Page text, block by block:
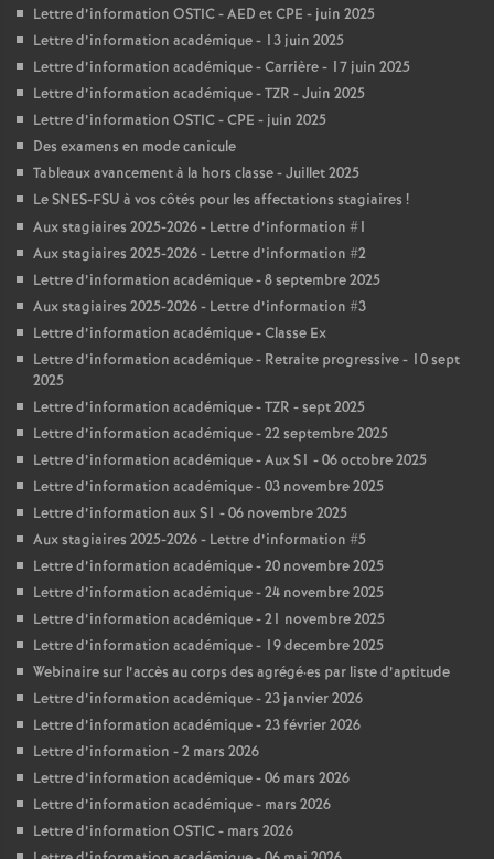
Lettre d’information OSTIC - AED et CPE - juin 2025
Lettre d’information académique - 13 juin 2025
Lettre d’information académique - Carrière - 17 juin 2025
Lettre d’information académique - TZR - Juin 2025
Lettre d’information OSTIC - CPE - juin 2025
Des examens en mode canicule
Tableaux avancement à la hors classe - Juillet 2025
Le SNES-FSU à vos côtés pour les affectations stagiaires !
Aux stagiaires 2025-2026 - Lettre d’information #1
Aux stagiaires 2025-2026 - Lettre d’information #2
Lettre d’information académique - 8 septembre 2025
Aux stagiaires 2025-2026 - Lettre d’information #3
Lettre d’information académique - Classe Ex
Lettre d’information académique - Retraite progressive - 10 sept
2025
Lettre d’information académique - TZR - sept 2025
Lettre d’information académique - 22 septembre 2025
Lettre d’information académique - Aux S1 - 06 octobre 2025
Lettre d’information académique - 03 novembre 2025
Lettre d’information aux S1 - 06 novembre 2025
Aux stagiaires 2025-2026 - Lettre d’information #5
Lettre d’information académique - 20 novembre 2025
Lettre d’information académique - 24 novembre 2025
Lettre d’information académique - 21 novembre 2025
Lettre d’information académique - 19 decembre 2025
Webinaire sur l’accès au corps des agrégé·es par liste d’aptitude
Lettre d’information académique - 23 janvier 2026
Lettre d’information académique - 23 février 2026
Lettre d’information - 2 mars 2026
Lettre d’information académique - 06 mars 2026
Lettre d’information académique - mars 2026
Lettre d’information OSTIC - mars 2026